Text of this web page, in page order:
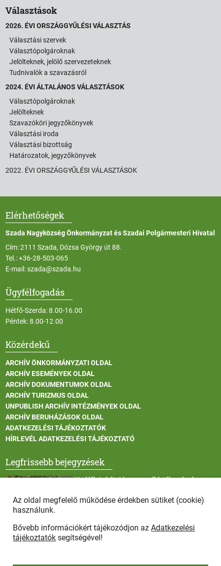
Választások
2026. ÉVI ORSZÁGGYŰLÉSI VÁLASZTÁS
Választási szervek
Választópolgároknak
Jelölteknek, jelölő szervezeteknek
Tudnivalók a szavazásról
2024. ÉVI ÁLTALÁNOS VÁLASZTÁSOK
Választópolgároknak
Jelölteknek
Szavazóköri jegyzőkönyvek
Választási iroda
Választási bizottság
Határozatok, jegyzőkönyvek
2022. ÉVI ORSZÁGGYŰLÉSI VÁLASZTÁSOK
Elérhetőségek
Szada Nagyközség Önkormányzat és Szadai Polgármesteri Hivatal
Cím: 2111 Szada, Dózsa György út 88.
Tel.:+36-28-503-065
E-mail:szada@szada.hu
Ügyfélfogadás
Hétfő-Szerda: 8.00-16.00
Péntek: 8.00-12.00
Közérdekű
ARCHÍV ÖNKORMÁNYZATI OLDAL
ARCHÍV ESEMÉNYEK OLDAL
ARCHÍV DOKUMENTUMOK OLDAL
ARCHÍV TURIZMUS OLDAL
UNPUBLISH ARCHÍV INTÉZMÉNYEK OLDAL
ARCHÍV BERUHÁZÁSOK OLDAL
ADATKEZELÉSI TÁJÉKOZTATÓK
HÍRLEVÉL ADATKEZELÉSI TÁJÉKOZTATÓ
Legfrissebb bejegyzések
Vadállatok itatása a rendkívüli melegben
Afrikai sertéspestis - kérések a lakosság felé
Az oldal megfelelő működése érdekben sütiket (cookie)
használunk.
Bővebb információkért tájékozódjon azAdatkezelési
tájékoztatók segítségével!